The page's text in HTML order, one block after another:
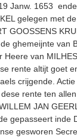
Janw. 1653
gelegen met
ghemeijnte van
van
rente altijt goet
crijgende.
rente ten
JAN
gepasseert inde
gesworen